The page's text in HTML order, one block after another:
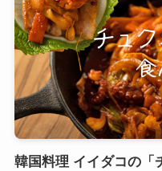
韓国料理 イイダコの「